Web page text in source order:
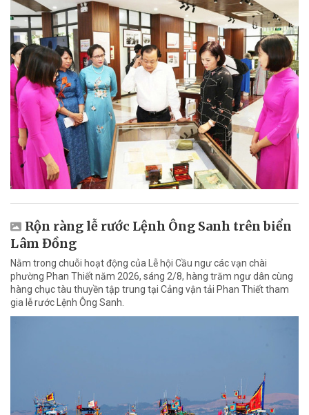
Rộn ràng lễ rước Lệnh Ông Sanh trên biển
Lâm Đồng
Nằm trong chuỗi hoạt động của Lễ hội Cầu ngư các vạn chài
phường Phan Thiết năm 2026, sáng 2/8, hàng trăm ngư dân cùng
hàng chục tàu thuyền tập trung tại Cảng vận tải Phan Thiết tham
gia lễ rước Lệnh Ông Sanh.